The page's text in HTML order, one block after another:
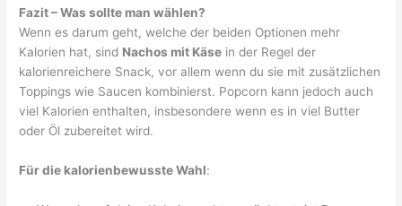
Fazit – Was sollte man wählen?
Wenn es darum geht, welche der beiden Optionen mehr
Kalorien hat, sind Nachos mit Käse in der Regel der
kalorienreichere Snack, vor allem wenn du sie mit zusätzlichen
Toppings wie Saucen kombinierst. Popcorn kann jedoch auch
viel Kalorien enthalten, insbesondere wenn es in viel Butter
oder Öl zubereitet wird.
Für die kalorienbewusste Wahl: